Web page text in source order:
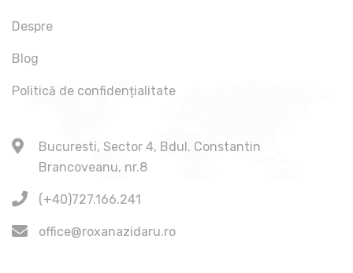
Despre
Blog
Politică de confidențialitate
Bucuresti, Sector 4, Bdul. Constantin
Brancoveanu, nr.8
(+40)727.166.241
office@roxanazidaru.ro